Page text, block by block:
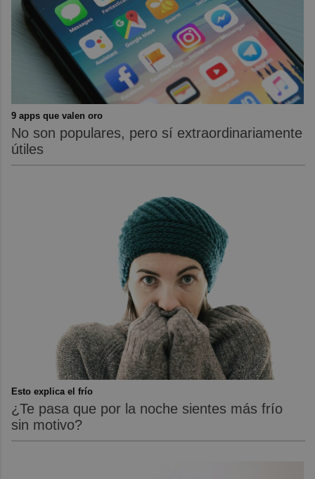
9 apps que valen oro
No son populares, pero sí extraordinariamente
útiles
Esto explica el frío
¿Te pasa que por la noche sientes más frío
sin motivo?